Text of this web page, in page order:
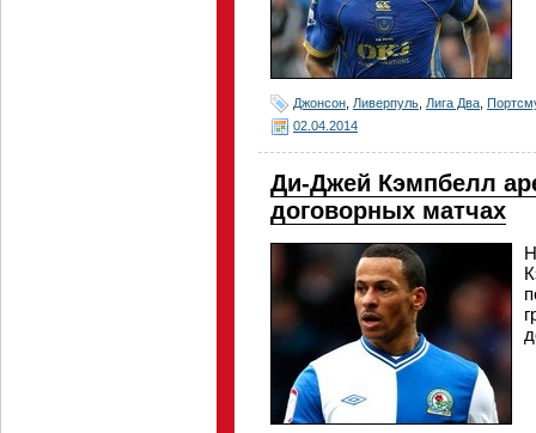
Джонсон Ливерпуль Лига Два
02.04.2014
Ди-Джей Кэмпбелл
договорных матчах